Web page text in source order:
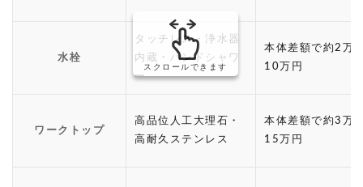
水栓
タッチレス・浄水器
内蔵・ハンドシャワ
ー
本体差額で約2万
10万円
ワークトップ
高品位人工大理石・
高耐久ステンレス
本体差額で約3万
15万円
スクロールできます